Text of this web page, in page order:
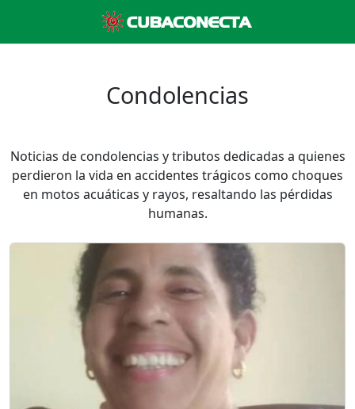
Condolencias
Noticias de condolencias y tributos dedicadas a quienes
perdieron la vida en accidentes trágicos como choques
en motos acuáticas y rayos, resaltando las pérdidas
humanas.